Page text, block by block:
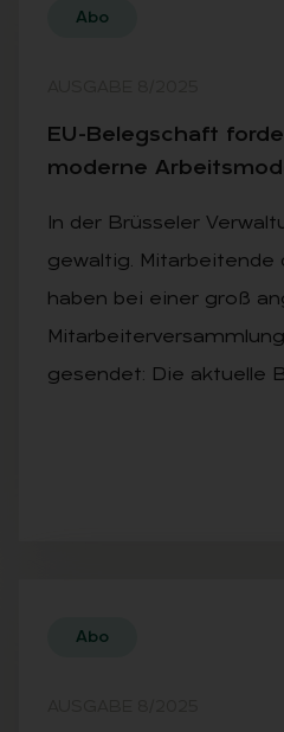
Abo
EU-Be­leg­schaft
mo­der­ne
In der Brüsseler
gewaltig. Mitarbeitende
haben bei einer groß
gesendet: Die aktuelle
Abo